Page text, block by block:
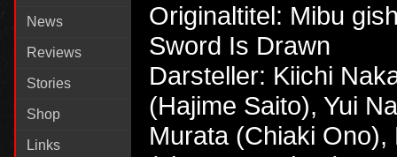
News
Reviews
Stories
Shop
Links
Originaltitel: Mibu
Sword Is Drawn
Darsteller: Kiichi
(Hajime Saito), Yui
Murata (Chiaki